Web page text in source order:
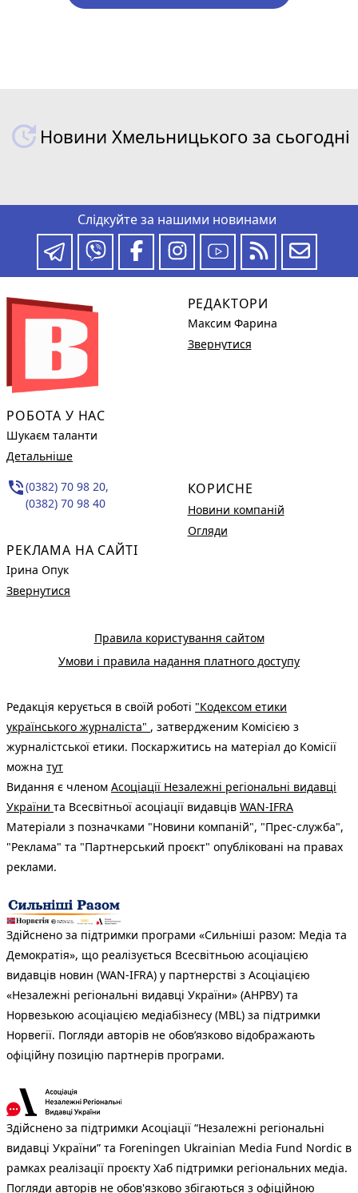
Новини Хмельницького за сьогодні
Слідкуйте за нашими новинами
РОБОТА У НАС
Шукаєм таланти
Детальніше
phone_in_talk(0382) 70 98 20,
(0382) 70 98 40
РЕКЛАМА НА САЙТІ
Ірина Опук
Звернутися
РЕДАКТОРИ
Максим Фарина
Звернутися
КОРИСНЕ
Новини компаній
Огляди
Правила користування сайтом
Умови і правила надання платного доступу
Редакція керується в своїй роботі "Кодексом етики
українського журналіста" , затвердженим Комісією з
журналістської етики. Поскаржитись на матеріал до Комісії
можна тут
Видання є членом Асоціації Незалежні регіональні видавці
України та Всесвітньої асоціації видавців WAN-IFRA
Матеріали з позначками "Новини компаній", "Прес-служба",
"Реклама" та "Партнерський проєкт" опубліковані на правах
реклами.
Здійснено за підтримки програми «Сильніші разом: Медіа та
Демократія», що реалізується Всесвітньою асоціацією
видавців новин (WAN-IFRA) у партнерстві з Асоціацією
«Незалежні регіональні видавці України» (АНРВУ) та
Норвезькою асоціацією медіабізнесу (MBL) за підтримки
Норвегії. Погляди авторів не обов’язково відображають
офіційну позицію партнерів програми.
Здійснено за підтримки Асоціації “Незалежні регіональні
видавці України” та Foreningen Ukrainian Media Fund Nordic в
рамках реалізації проєкту Хаб підтримки регіональних медіа.
Погляди авторів не обов'язково збігаються з офіційною